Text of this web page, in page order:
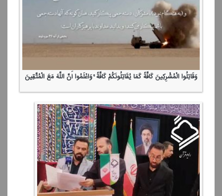
وَقَاتِلُوا الْمُشْرِكِینَ كَافَّةً كَمَا یُقَاتِلُونَكُمْ كَافَّةً ۚ وَاعْلَمُوا أَنَّ اللَّهَ مَعَ الْمُتَّقِینَ